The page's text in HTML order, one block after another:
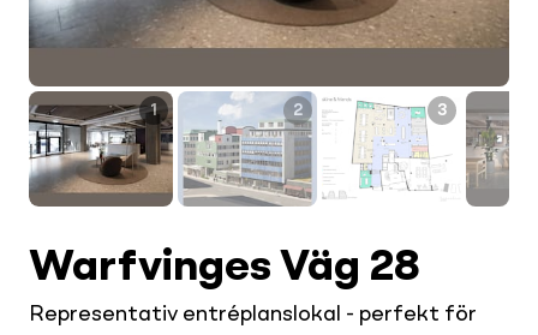
1 2 3
Warfvinges Väg 28
Representativ entréplanslokal - perfekt för